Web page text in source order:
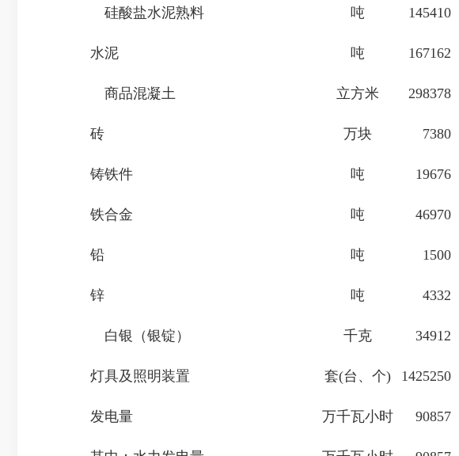
硅酸盐水泥熟料 吨 145410
水泥 吨 167162
商品混凝土 立方米 298378
砖 万块 7380
铸铁件 吨 19676
铁合金 吨 46970
铅 吨 1500
锌 吨 4332
白银（银锭） 千克 34912
灯具及照明装置 套(台、个) 1425250
发电量 万千瓦小时 90857